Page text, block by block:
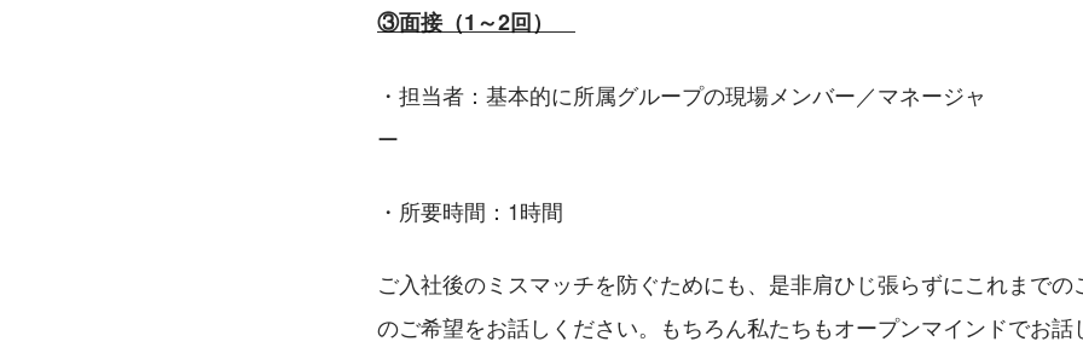
③面接（1～2回）
・担当者：基本的に所属グループの現場メンバー／マネージャ
・所要時間：1時間
ご入社後のミスマッチを防ぐためにも、是非肩ひじ張らずにこれまでの
のご希望をお話しください。もちろん私たちもオープンマインドでお話